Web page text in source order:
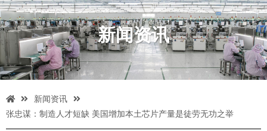
新闻资讯
新闻资讯
张忠谋：制造人才短缺 美国增加本土芯片产量是徒劳无功之举